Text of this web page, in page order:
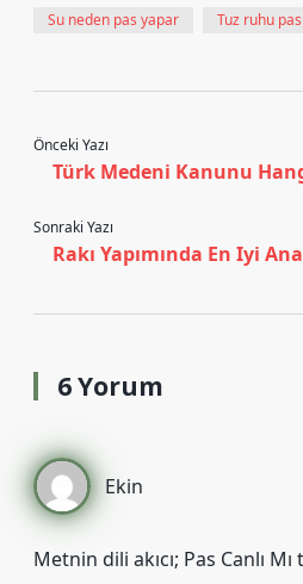
Su neden pas yapar Tuz ruhu
Önceki Yazı
Türk Medeni Kanunu
Sonraki Yazı
Rakı Yapımında En Iyi
6 Yorum
Ekin
Metnin dili akıcı; Pas Canlı